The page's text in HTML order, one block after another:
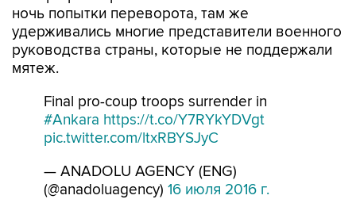
руководства страны, которые не поддержали
мятеж.
Final pro-coup troops surrender in
pic.twitter.com/ltxRBYSJyC
— ANADOLU AGENCY (ENG)